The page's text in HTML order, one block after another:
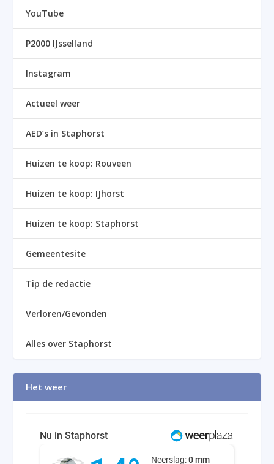
YouTube
P2000 IJsselland
Instagram
Actueel weer
AED’s in Staphorst
Huizen te koop: Rouveen
Huizen te koop: IJhorst
Huizen te koop: Staphorst
Gemeentesite
Tip de redactie
Verloren/Gevonden
Alles over Staphorst
Het weer